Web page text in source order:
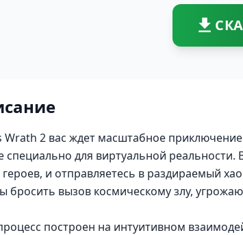
Wrath 2 вас ждет масштабное приключение
специально для виртуальной
и отправляетесь в раздираемый
бросить вызов космическому злу,
построен на интуитивном